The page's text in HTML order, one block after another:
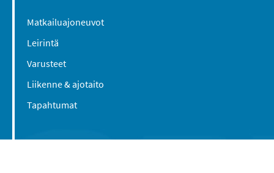
Matkailuajoneuvot
Leirintä
Varusteet
Liikenne & ajotaito
Tapahtumat